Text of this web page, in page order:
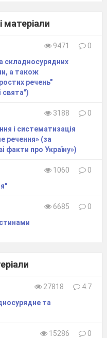
матеріали
9471
0
складносурядних
а також
речень"
свята")
3188
0
і систематизація
речення» (за
факти про Україну»)
1060
0
6685
0
27818
4.7
та
15286
0